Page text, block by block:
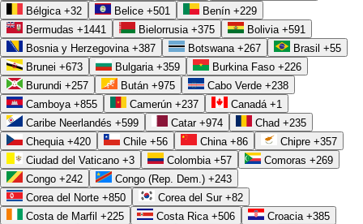
Bélgica +32 Belice +501 Benín +229
Bermudas +1441 Bielorrusia +375 Bolivia +591
Bosnia y Herzegovina +387 Botswana +267 Brasil +55
Brunei +673 Bulgaria +359 Burkina Faso +226
Burundi +257 Bután +975 Cabo Verde +238
Camboya +855 Camerún +237 Canadá +1
Caribe Neerlandés +599 Catar +974 Chad +235
Chequia +420 Chile +56 China +86 Chipre +357
Ciudad del Vaticano +3 Colombia +57 Comoras +269
Congo +242 Congo (Rep. Dem.) +243
Corea del Norte +850 Corea del Sur +82
Costa de Marfil +225 Costa Rica +506 Croacia +385